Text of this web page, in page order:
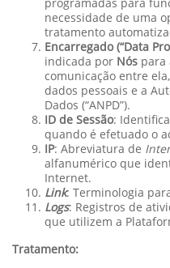
necessidade de uma
tratamento
Encarregado (“Data
indicada por Nós para
comunicação entre ela,
dados pessoais e a
Dados (“ANPD”).
ID de Sessão:
quando é efetuado o
IP: Abreviatura de
alfanumérico que
Internet.
Link: Terminologia
Logs: Registros de
que utilizem a
Tratamento: